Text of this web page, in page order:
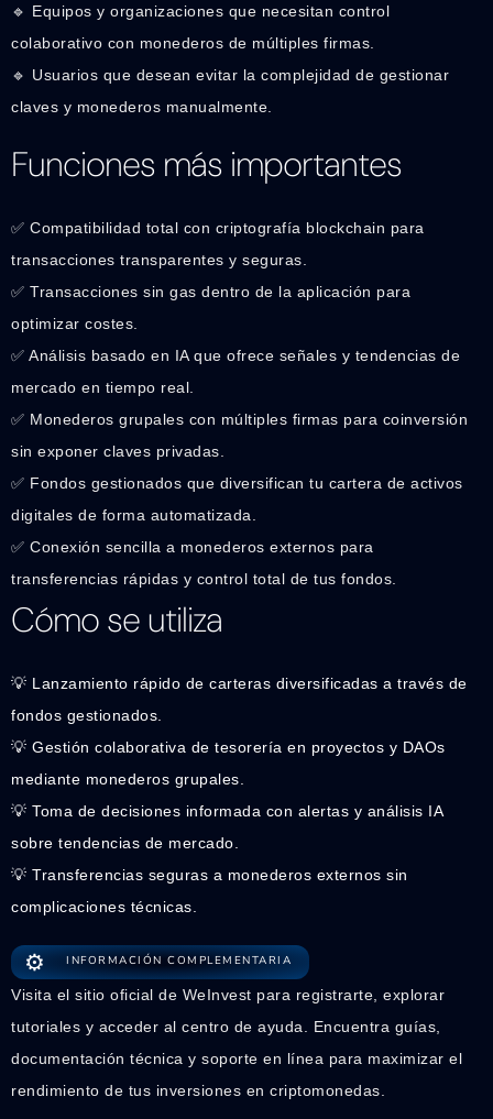
🔹 Equipos y organizaciones que necesitan control
colaborativo con monederos de múltiples firmas.
🔹 Usuarios que desean evitar la complejidad de gestionar
claves y monederos manualmente.
Funciones más importantes
✅ Compatibilidad total con criptografía blockchain para
transacciones transparentes y seguras.
✅ Transacciones sin gas dentro de la aplicación para
optimizar costes.
✅ Análisis basado en IA que ofrece señales y tendencias de
mercado en tiempo real.
✅ Monederos grupales con múltiples firmas para coinversión
sin exponer claves privadas.
✅ Fondos gestionados que diversifican tu cartera de activos
digitales de forma automatizada.
✅ Conexión sencilla a monederos externos para
transferencias rápidas y control total de tus fondos.
Cómo se utiliza
💡 Lanzamiento rápido de carteras diversificadas a través de
fondos gestionados.
💡 Gestión colaborativa de tesorería en proyectos y DAOs
mediante monederos grupales.
💡 Toma de decisiones informada con alertas y análisis IA
sobre tendencias de mercado.
💡 Transferencias seguras a monederos externos sin
complicaciones técnicas.
⚙️ INFORMACIÓN COMPLEMENTARIA
Visita el sitio oficial de WeInvest para registrarte, explorar
tutoriales y acceder al centro de ayuda. Encuentra guías,
documentación técnica y soporte en línea para maximizar el
rendimiento de tus inversiones en criptomonedas.